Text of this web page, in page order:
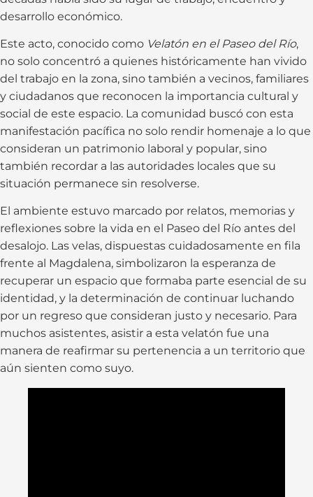
desarrollo económico.
Este acto, conocido como Velatón en el Paseo del Río,
no solo concentró a quienes históricamente han vivido
del trabajo en la zona, sino también a vecinos, familiares
y ciudadanos que reconocen la importancia cultural y
social de este espacio. La comunidad buscó con esta
manifestación pacífica no solo rendir homenaje a lo que
consideran un patrimonio laboral y popular, sino
también recordar a las autoridades locales que su
situación permanece sin resolverse.
El ambiente estuvo marcado por relatos, memorias y
reflexiones sobre la vida en el Paseo del Río antes del
desalojo. Las velas, dispuestas cuidadosamente en fila
frente al Magdalena, simbolizaron la esperanza de
recuperar un espacio que formaba parte esencial de su
identidad, y la determinación de continuar luchando
por un regreso que consideran justo y necesario. Para
muchos asistentes, asistir a esta velatón fue una
manera de reafirmar su pertenencia a un territorio que
aún sienten como suyo.